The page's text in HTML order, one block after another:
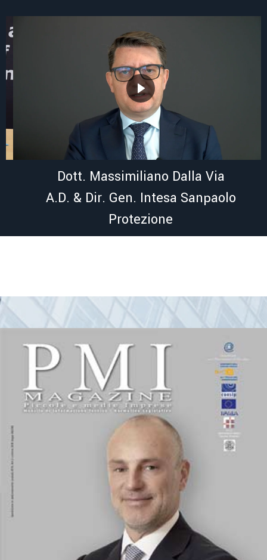
Dott. Massimiliano Dalla Via
A.D. & Dir. Gen. Intesa Sanpaolo
Protezione